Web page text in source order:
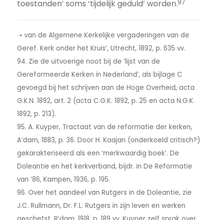
toestanden’ soms ‘tijdelijk geduld’ worden.97
➝ van de Algemene Kerkelijke vergaderingen van de
Geref. Kerk onder het Kruis’, Utrecht, 1892, p. 635 vv.
94. Zie de uitvoerige noot bij de ‘lijst van de
Gereformeerde Kerken in Nederland’, als bijlage C
gevoegd bij het schrijven aan de Hoge Overheid, acta
G.K.N. 1892, art. 2 (acta C.G.K. 1892, p. 25 en acta N.G.K.
1892, p. 213).
95. A. Kuyper, Tractaat van de reformatie der kerken,
A’dam, 1883, p. 36. Door H. Kaajan (onderkoeld critisch?)
gekarakteriseerd als een ‘merkwaardig boek’. De
Doleantie en het kerkverband, bijdr. in De Reformatie
van ’86, Kampen, 1936, p. 195.
96. Over het aandeel van Rutgers in de Doleantie, zie
J.C. Rullmann, Dr. F.L. Rutgers in zijn leven en werken